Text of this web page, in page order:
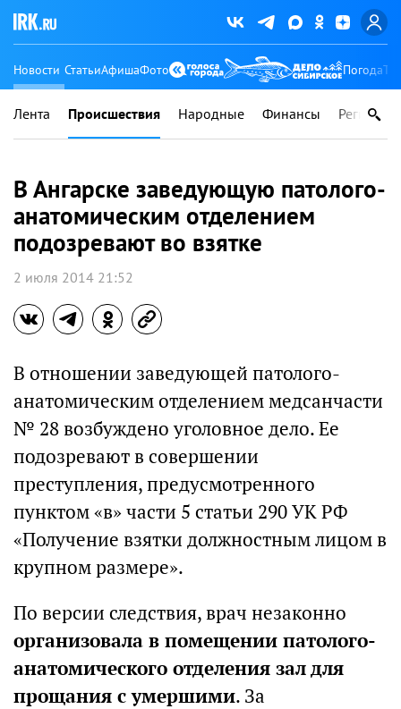
Новости СтатьиАфишаФото Погода
Лента Происшествия Народные Финансы Регионы
В Ангарске заведующую патолого-
анатомическим отделением
подозревают во взятке
2 июля 2014 21:52
В отношении заведующей патолого-
анатомическим отделением медсанчасти
№ 28 возбуждено уголовное дело. Ее
подозревают в совершении
преступления, предусмотренного
пунктом «в» части 5 статьи 290 УК РФ
«Получение взятки должностным лицом в
крупном размере».
По версии следствия, врач незаконно
организовала в помещении патолого-
анатомического отделения зал для
прощания с умершими. За